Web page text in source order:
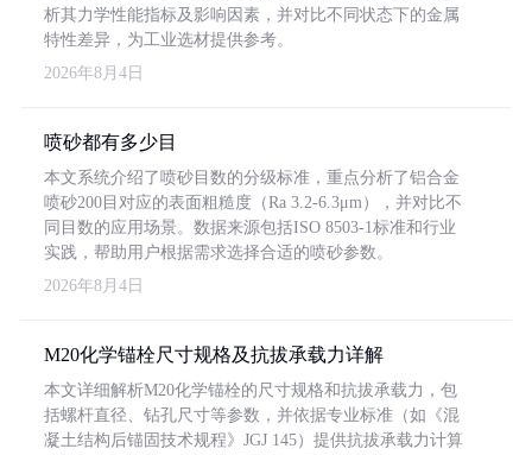
析其力学性能指标及影响因素，并对比不同状态下的金属
特性差异，为工业选材提供参考。
2026年8月4日
喷砂都有多少目
本文系统介绍了喷砂目数的分级标准，重点分析了铝合金
喷砂200目对应的表面粗糙度（Ra 3.2-6.3μm），并对比不
同目数的应用场景。数据来源包括ISO 8503-1标准和行业
实践，帮助用户根据需求选择合适的喷砂参数。
2026年8月4日
M20化学锚栓尺寸规格及抗拔承载力详解
本文详细解析M20化学锚栓的尺寸规格和抗拔承载力，包
括螺杆直径、钻孔尺寸等参数，并依据专业标准（如《混
凝土结构后锚固技术规程》JGJ 145）提供抗拔承载力计算